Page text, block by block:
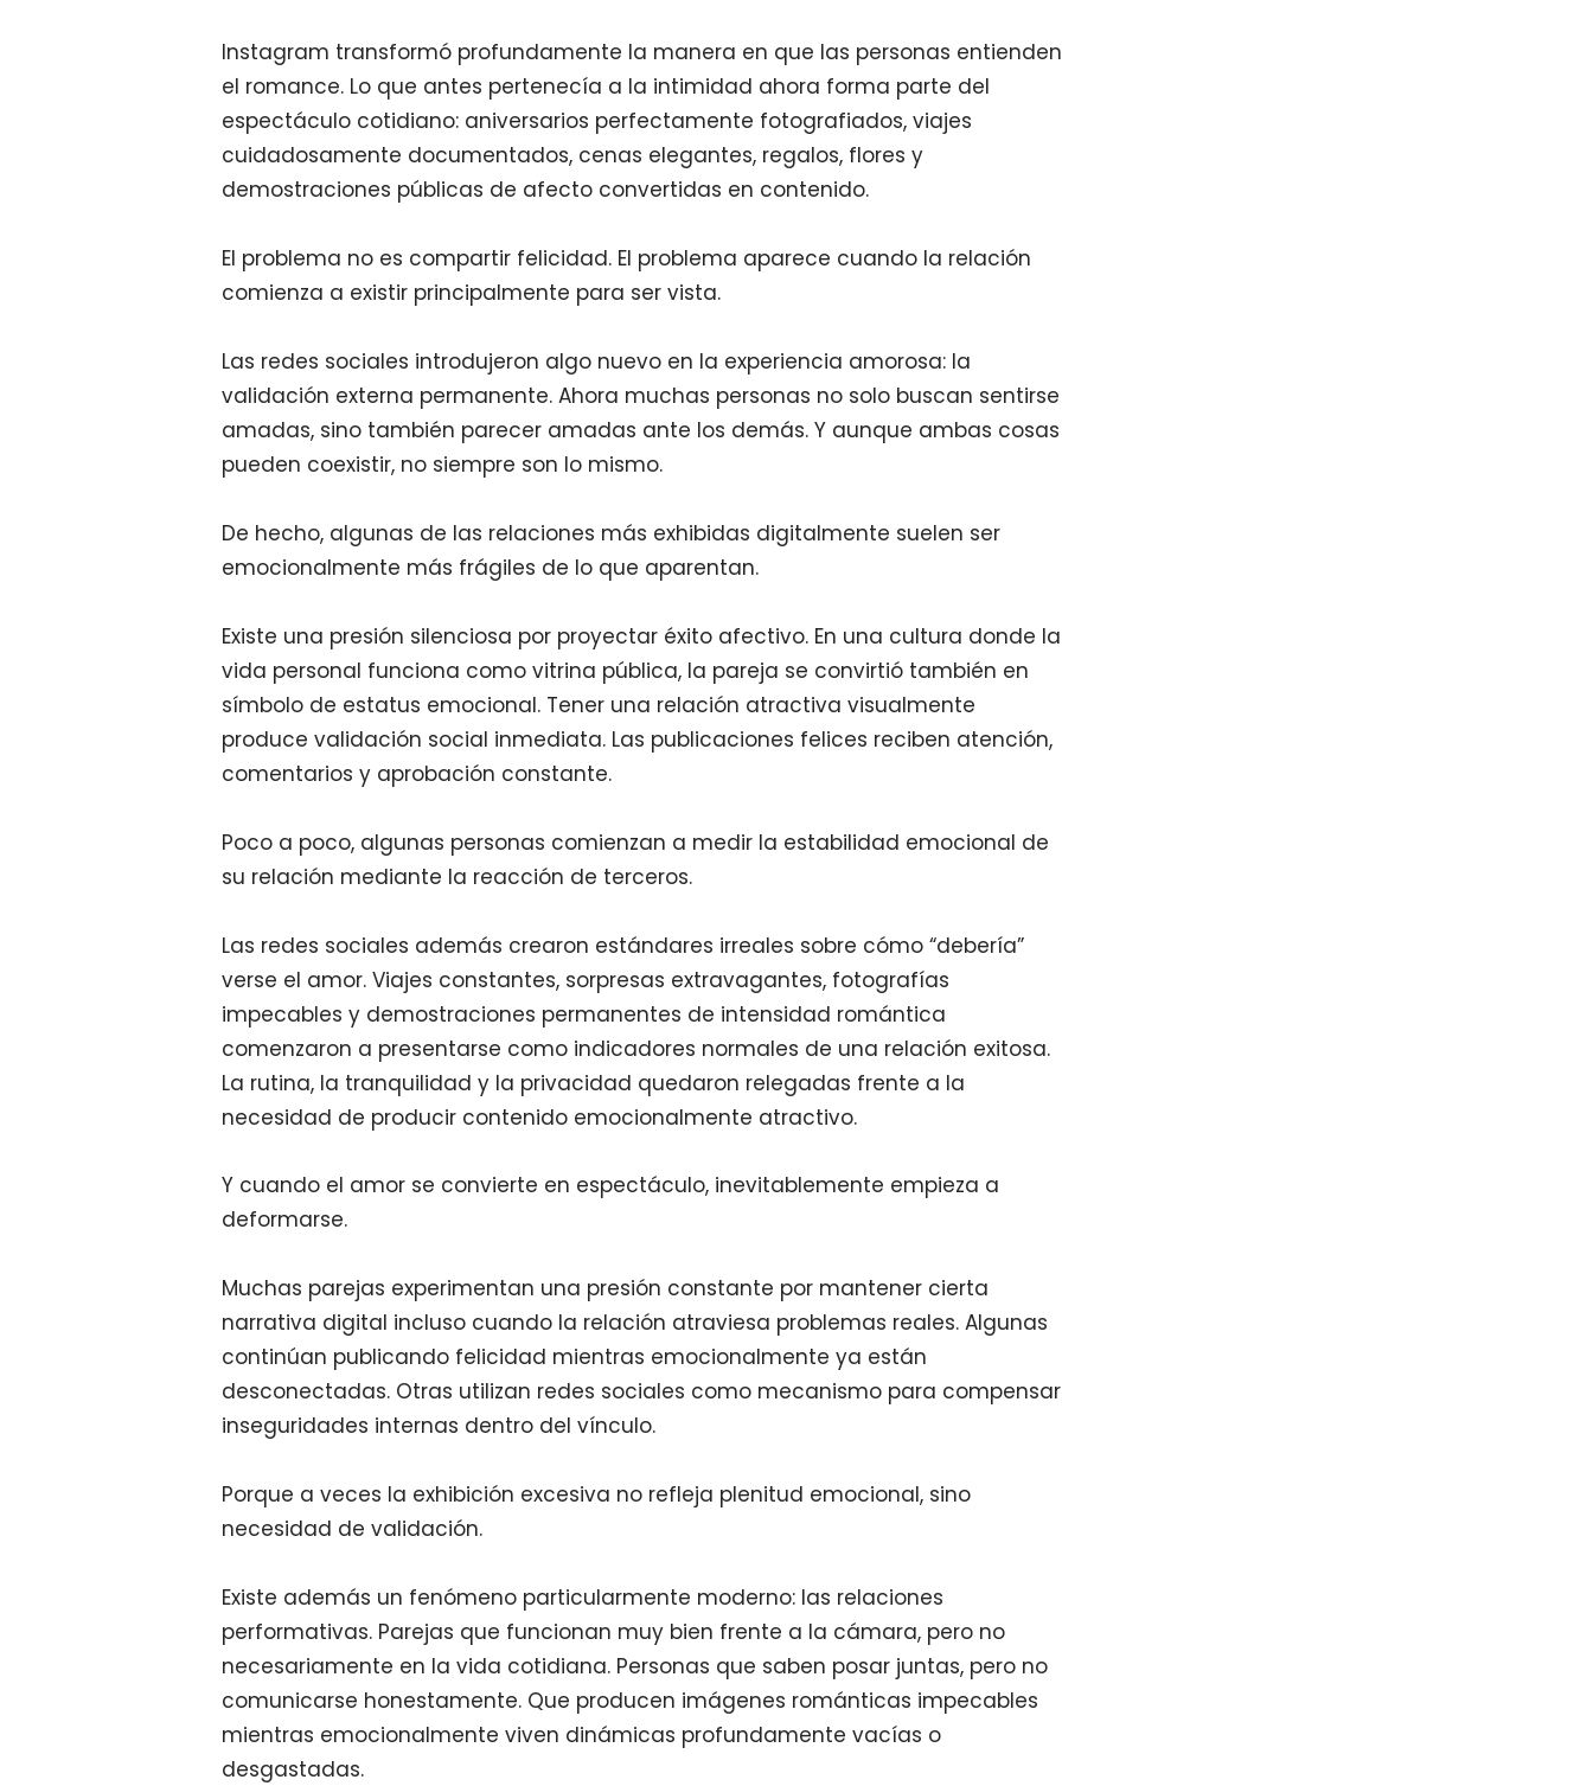
Instagram transformó profundamente la manera en que las personas entienden
el romance. Lo que antes pertenecía a la intimidad ahora forma parte del
espectáculo cotidiano: aniversarios perfectamente fotografiados, viajes
cuidadosamente documentados, cenas elegantes, regalos, flores y
demostraciones públicas de afecto convertidas en contenido.
El problema no es compartir felicidad. El problema aparece cuando la relación
comienza a existir principalmente para ser vista.
Las redes sociales introdujeron algo nuevo en la experiencia amorosa: la
validación externa permanente. Ahora muchas personas no solo buscan sentirse
amadas, sino también parecer amadas ante los demás. Y aunque ambas cosas
pueden coexistir, no siempre son lo mismo.
De hecho, algunas de las relaciones más exhibidas digitalmente suelen ser
emocionalmente más frágiles de lo que aparentan.
Existe una presión silenciosa por proyectar éxito afectivo. En una cultura donde la
vida personal funciona como vitrina pública, la pareja se convirtió también en
símbolo de estatus emocional. Tener una relación atractiva visualmente
produce validación social inmediata. Las publicaciones felices reciben atención,
comentarios y aprobación constante.
Poco a poco, algunas personas comienzan a medir la estabilidad emocional de
su relación mediante la reacción de terceros.
Las redes sociales además crearon estándares irreales sobre cómo “debería”
verse el amor. Viajes constantes, sorpresas extravagantes, fotografías
impecables y demostraciones permanentes de intensidad romántica
comenzaron a presentarse como indicadores normales de una relación exitosa.
La rutina, la tranquilidad y la privacidad quedaron relegadas frente a la
necesidad de producir contenido emocionalmente atractivo.
Y cuando el amor se convierte en espectáculo, inevitablemente empieza a
deformarse.
Muchas parejas experimentan una presión constante por mantener cierta
narrativa digital incluso cuando la relación atraviesa problemas reales. Algunas
continúan publicando felicidad mientras emocionalmente ya están
desconectadas. Otras utilizan redes sociales como mecanismo para compensar
inseguridades internas dentro del vínculo.
Porque a veces la exhibición excesiva no refleja plenitud emocional, sino
necesidad de validación.
Existe además un fenómeno particularmente moderno: las relaciones
performativas. Parejas que funcionan muy bien frente a la cámara, pero no
necesariamente en la vida cotidiana. Personas que saben posar juntas, pero no
comunicarse honestamente. Que producen imágenes románticas impecables
mientras emocionalmente viven dinámicas profundamente vacías o
desgastadas.